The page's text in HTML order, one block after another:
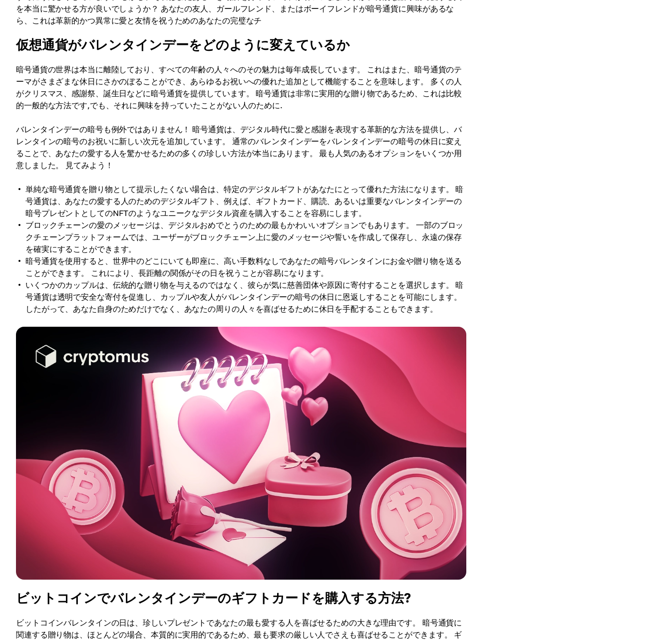
を本当に驚かせる方が良いでしょうか？ あなたの友人、ガールフレンド、またはボーイフレンドが暗号通貨に興味があるな
ら、これは革新的かつ異常に愛と友情を祝うためのあなたの完璧なチ
仮想通貨がバレンタインデーをどのように変えているか
暗号通貨の世界は本当に離陸しており、すべての年齢の人々へのその魅力は毎年成長しています。 これはまた、暗号通貨のテ
ーマがさまざまな休日にさかのぼることができ、あらゆるお祝いへの優れた追加として機能することを意味します。 多くの人
がクリスマス、感謝祭、誕生日などに暗号通貨を提供しています。 暗号通貨は非常に実用的な贈り物であるため、これは比較
的一般的な方法です,でも、それに興味を持っていたことがない人のために.
バレンタインデーの暗号も例外ではありません！ 暗号通貨は、デジタル時代に愛と感謝を表現する革新的な方法を提供し、バ
レンタインの暗号のお祝いに新しい次元を追加しています。 通常のバレンタインデーをバレンタインデーの暗号の休日に変え
ることで、あなたの愛する人を驚かせるための多くの珍しい方法が本当にあります。 最も人気のあるオプションをいくつか用
意しました。 見てみよう！
単純な暗号通貨を贈り物として提示したくない場合は、特定のデジタルギフトがあなたにとって優れた方法になります。 暗
号通貨は、あなたの愛する人のためのデジタルギフト、例えば、ギフトカード、購読、あるいは重要なバレンタインデーの
暗号プレゼントとしてのNFTのようなユニークなデジタル資産を購入することを容易にします。
ブロックチェーンの愛のメッセージは、デジタルおめでとうのための最もかわいいオプションでもあります。 一部のブロッ
クチェーンプラットフォームでは、ユーザーがブロックチェーン上に愛のメッセージや誓いを作成して保存し、永遠の保存
を確実にすることができます。
暗号通貨を使用すると、世界中のどこにいても即座に、高い手数料なしであなたの暗号バレンタインにお金や贈り物を送る
ことができます。 これにより、長距離の関係がその日を祝うことが容易になります。
いくつかのカップルは、伝統的な贈り物を与えるのではなく、彼らが気に慈善団体や原因に寄付することを選択します。 暗
号通貨は透明で安全な寄付を促進し、カップルや友人がバレンタインデーの暗号の休日に恩返しすることを可能にします。
したがって、あなた自身のためだけでなく、あなたの周りの人々を喜ばせるために休日を手配することもできます。
ビットコインでバレンタインデーのギフトカードを購入する方法?
ビットコインバレンタインの日は、珍しいプレゼントであなたの最も愛する人を喜ばせるための大きな理由です。 暗号通貨に
関連する贈り物は、ほとんどの場合、本質的に実用的であるため、最も要求の厳しい人でさえも喜ばせることができます。 ギ